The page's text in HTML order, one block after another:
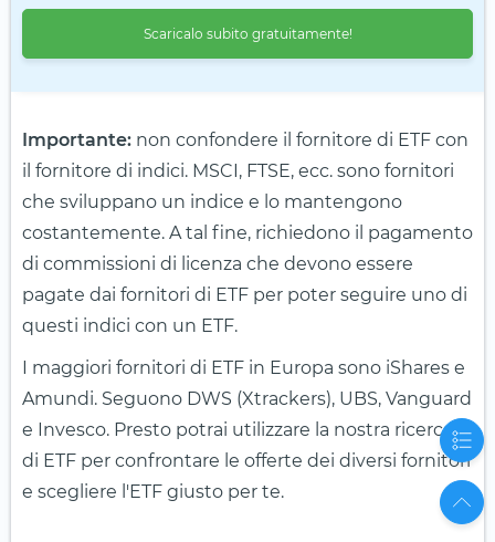
Scaricalo subito gratuitamente!
Importante: non confondere il fornitore di ETF con
il fornitore di indici. MSCI, FTSE, ecc. sono fornitori
che sviluppano un indice e lo mantengono
costantemente. A tal fine, richiedono il pagamento
di commissioni di licenza che devono essere
pagate dai fornitori di ETF per poter seguire uno di
questi indici con un ETF.
I maggiori fornitori di ETF in Europa sono iShares e
Amundi. Seguono DWS (Xtrackers), UBS, Vanguard
e Invesco. Presto potrai utilizzare la nostra ricerca
di ETF per confrontare le offerte dei diversi fornitori
e scegliere l'ETF giusto per te.